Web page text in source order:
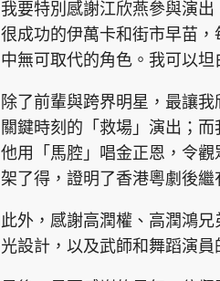
東周刊 cazbuyer 東Touch
Oh!爸媽 JobMarket 頭條搵工
我要特別感謝江欣燕參與演
很成功的伊萬卡和街市早苗
中無可取代的角色。我可以坦
除了前輩與跨界明星，最讓
關鍵時刻的「救場」演出；
他用「馬腔」唱金正恩，令
架了得，證明了香港粵劇後繼
此外，感謝高潤權、高潤鴻
光設計，以及武師和舞蹈演